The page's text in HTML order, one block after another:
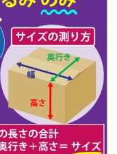
式で引き取っ
(火)
日(水)
日(金)
(火)
日(金)
日(水)